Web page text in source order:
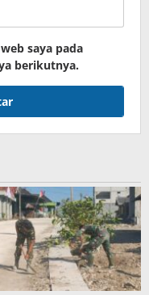
saya pada
berikutnya.